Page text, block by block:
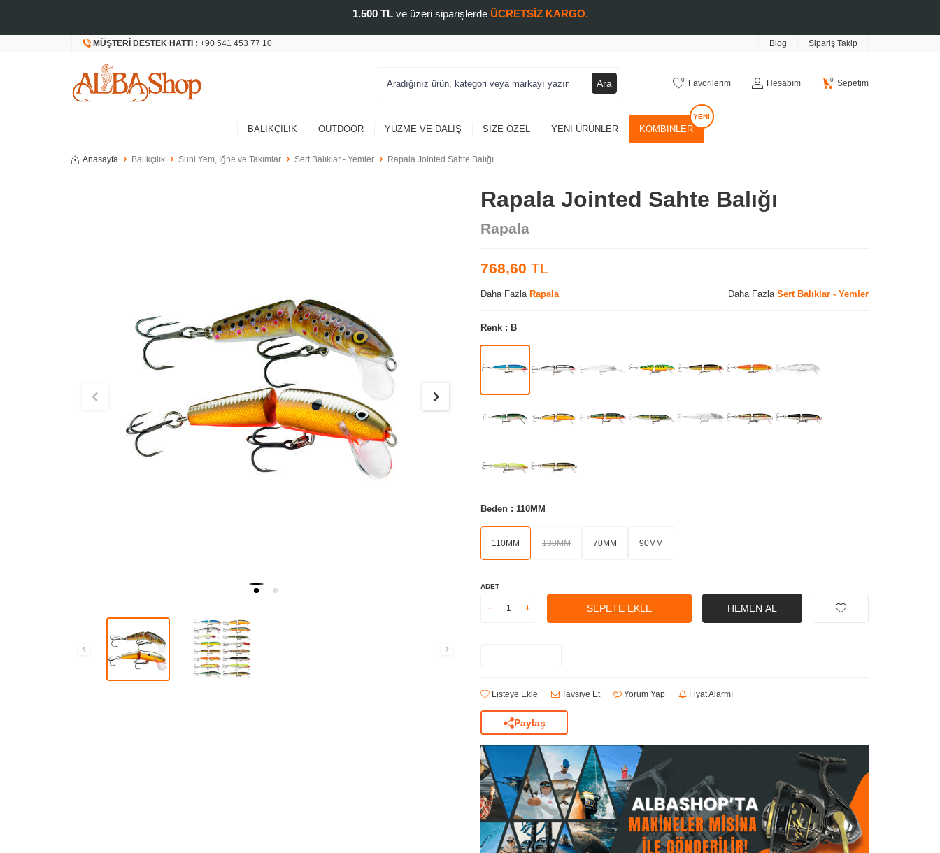
1.500 TLve üzeri siparişlerde ÜCRETSİZ KARGO.
MÜŞTERI DESTEK HATTI : +90 541 453 77 10 Blog Sipariş Takip
Ara 0 Favorilerim Hesabım 0 Sepetim
BALIKÇILIK OUTDOOR YÜZME VE DALIŞ SIZE ÖZEL YENI ÜRÜNLER KOMBINLER
Anasayfa Balıkçılık Suni Yem, İğne ve Takımlar Sert Balıklar - Yemler Rapala Jointed Sahte Balığı
Rapala Jointed Sahte Balığı
Rapala
768,60 TL
Daha Fazla Rapala Daha Fazla Sert Balıklar - Yemler
Renk : B
Beden : 110MM
110MM 130MM 70MM 90MM
ADET
SEPETE EKLE HEMEN AL
Listeye Ekle Tavsiye Et Yorum Yap Fiyat Alarmı
Paylaş